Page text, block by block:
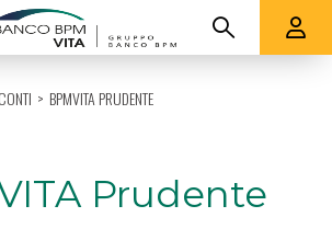
BPMVITA PRUDENTE
Prudente